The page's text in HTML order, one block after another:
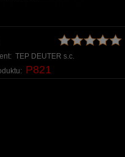
TEP DEUTER s.c.
P821